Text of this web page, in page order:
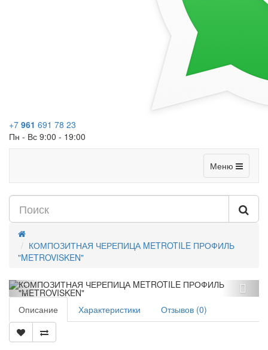
+7 961 691 78 23
Пн - Вс 9:00 - 19:00
Меню
КОМПОЗИТНАЯ ЧЕРЕПИЦА METROTILE ПРОФИЛЬ
"METROVISKEN"
Описание Характеристики Отзывов (0)